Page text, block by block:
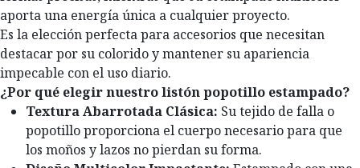
aporta una energía única a cualquier proyecto.
Es la elección perfecta para accesorios que necesitan
destacar por su colorido y mantener su apariencia
impecable con el uso diario.
¿Por qué elegir nuestro listón popotillo estampado?
Textura Abarrotada Clásica: Su tejido de falla o
popotillo proporciona el cuerpo necesario para que
los moños y lazos no pierdan su forma.